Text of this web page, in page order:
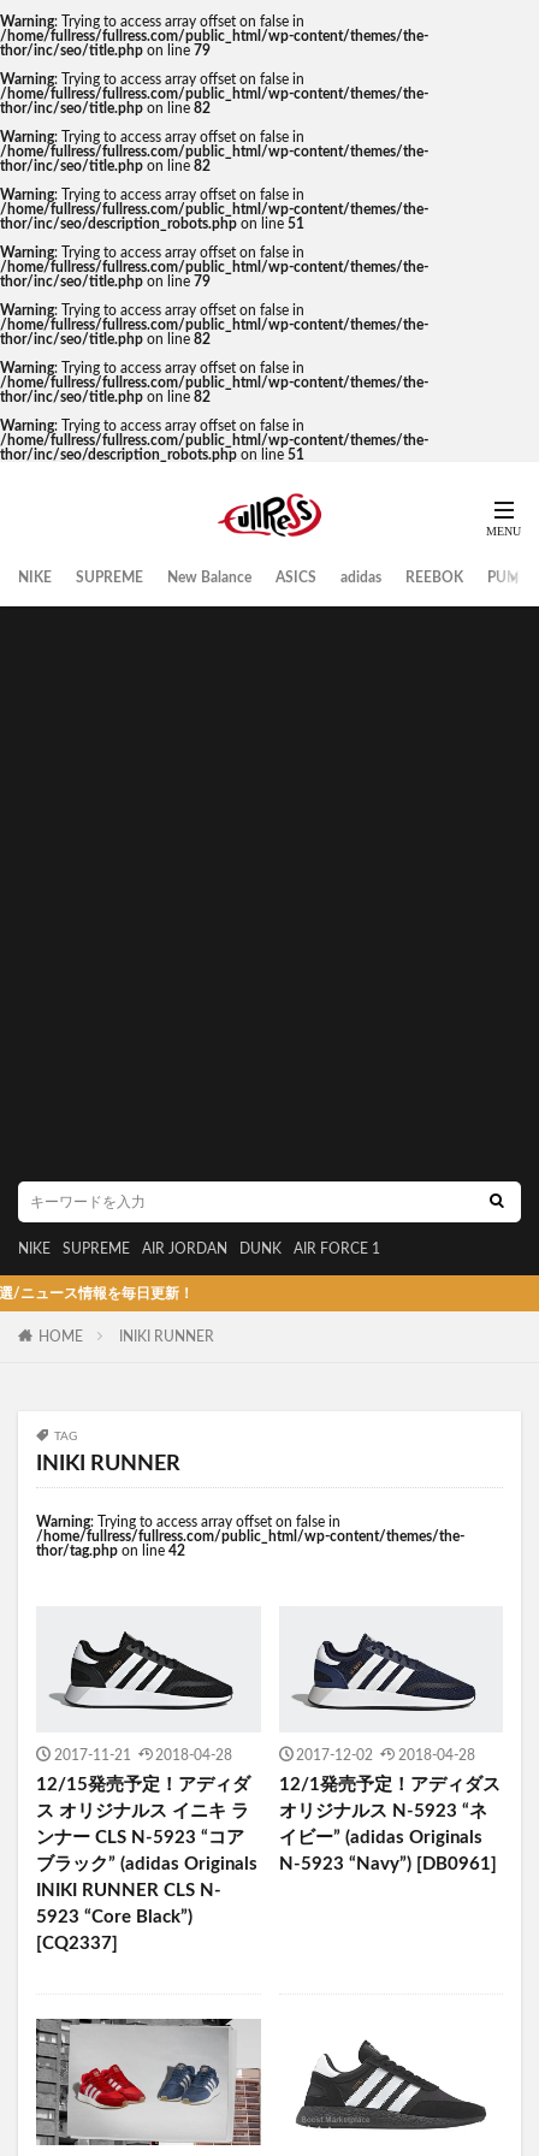
Warning: Trying to access array offset on false in
/home/fullress/fullress.com/public_html/wp-content/themes/the-
thor/inc/seo/title.php on line 79
Warning: Trying to access array offset on false in
/home/fullress/fullress.com/public_html/wp-content/themes/the-
thor/inc/seo/title.php on line 82
Warning: Trying to access array offset on false in
/home/fullress/fullress.com/public_html/wp-content/themes/the-
thor/inc/seo/title.php on line 82
Warning: Trying to access array offset on false in
/home/fullress/fullress.com/public_html/wp-content/themes/the-
thor/inc/seo/description_robots.php on line 51
Warning: Trying to access array offset on false in
/home/fullress/fullress.com/public_html/wp-content/themes/the-
thor/inc/seo/title.php on line 79
Warning: Trying to access array offset on false in
/home/fullress/fullress.com/public_html/wp-content/themes/the-
thor/inc/seo/title.php on line 82
Warning: Trying to access array offset on false in
/home/fullress/fullress.com/public_html/wp-content/themes/the-
thor/inc/seo/title.php on line 82
Warning: Trying to access array offset on false in
/home/fullress/fullress.com/public_html/wp-content/themes/the-
thor/inc/seo/description_robots.php on line 51
NIKE SUPREME New Balance ASICS adidas REEBOK PUMA
NIKE SUPREME AIR JORDAN DUNK AIR FORCE 1
ス情報を毎日更新！
HOME INIKI RUNNER
TAG
INIKI RUNNER
Warning: Trying to access array offset on false in
/home/fullress/fullress.com/public_html/wp-content/themes/the-
thor/tag.php on line 42
2017-11-21 2018-04-28
12/15発売予定！アディダ
ス オリジナルス イニキ ラ
ンナー CLS N-5923 “コア
ブラック” (adidas Originals
INIKI RUNNER CLS N-
5923 “Core Black”)
[CQ2337]
2017-12-02 2018-04-28
12/1発売予定！アディダス
オリジナルス N-5923 “ネ
イビー” (adidas Originals
N-5923 “Navy”) [DB0961]